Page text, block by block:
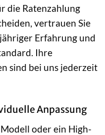
die Ratenzahlung
vertrauen Sie
Erfahrung und
Ihre
sind bei uns jederzeit
Anpassung
oder ein High-